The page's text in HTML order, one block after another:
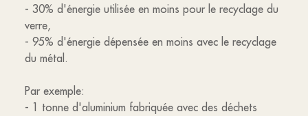
- 30% d'énergie utilisée en moins pour le recyclage du
verre,
- 95% d'énergie dépensée en moins avec le recyclage
du métal.
Par exemple:
- 1 tonne d'aluminium fabriquée avec des déchets